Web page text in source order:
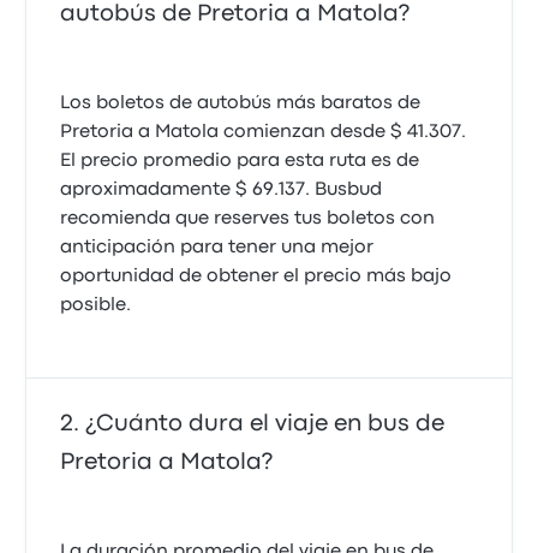
autobús de Pretoria a Matola?
Los boletos de autobús más baratos de
Pretoria a Matola comienzan desde $ 41.307.
El precio promedio para esta ruta es de
aproximadamente $ 69.137. Busbud
recomienda que reserves tus boletos con
anticipación para tener una mejor
oportunidad de obtener el precio más bajo
posible.
¿Cuánto dura el viaje en bus de
Pretoria a Matola?